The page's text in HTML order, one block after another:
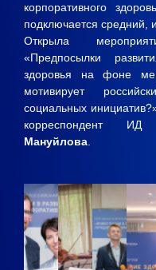
корпоративного
подключается средний,
Открыла
«Предпосылки
здоровья на фоне
мотивирует
социальных
корреспондент
Мануйлова